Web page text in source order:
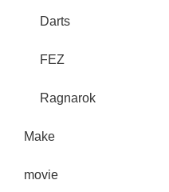
Darts
FEZ
Ragnarok
Make
movie